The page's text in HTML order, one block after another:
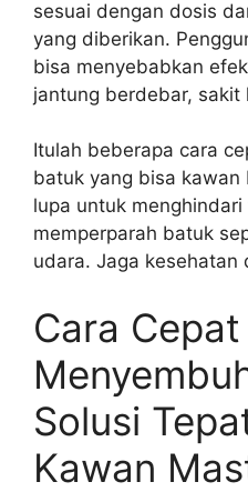
sesuai dengan dosis
yang diberikan.
bisa menyebabkan
jantung berdebar, sakit
Itulah beberapa cara
batuk yang bisa kawan
lupa untuk
memperparah batuk
udara. Jaga kesehatan
Cara Cepat
Solusi
Kawan